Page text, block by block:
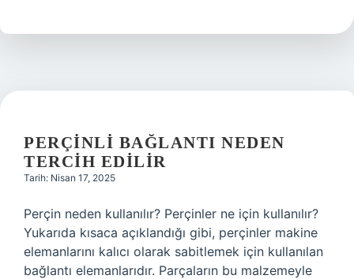
PERÇINLI BAĞLANTI NEDEN
TERCIH EDILIR
Tarih: Nisan 17, 2025
Perçin neden kullanılır? Perçinler ne için kullanılır?
Yukarıda kısaca açıklandığı gibi, perçinler makine
elemanlarını kalıcı olarak sabitlemek için kullanılan
bağlantı elemanlarıdır. Parçaların bu malzemeyle